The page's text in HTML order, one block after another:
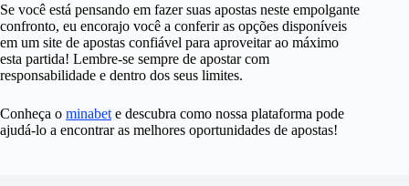
Se você está pensando em fazer suas apostas neste empolgante
confronto, eu encorajo você a conferir as opções disponíveis
em um site de apostas confiável para aproveitar ao máximo
esta partida! Lembre-se sempre de apostar com
responsabilidade e dentro dos seus limites.
Conheça o minabet e descubra como nossa plataforma pode
ajudá-lo a encontrar as melhores oportunidades de apostas!